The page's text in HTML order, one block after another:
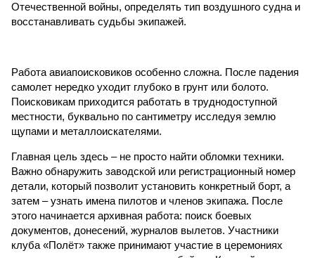
Отечественной войны, определять тип воздушного судна и
восстанавливать судьбы экипажей.
Работа авиапоисковиков особенно сложна. После падения
самолет нередко уходит глубоко в грунт или болото.
Поисковикам приходится работать в труднодоступной
местности, буквально по сантиметру исследуя землю
щупами и металлоискателями.
Главная цель здесь – не просто найти обломки техники.
Важно обнаружить заводской или регистрационный номер
детали, который позволит установить конкретный борт, а
затем – узнать имена пилотов и членов экипажа. После
этого начинается архивная работа: поиск боевых
документов, донесений, журналов вылетов. Участники
клуба «Полёт» также принимают участие в церемониях